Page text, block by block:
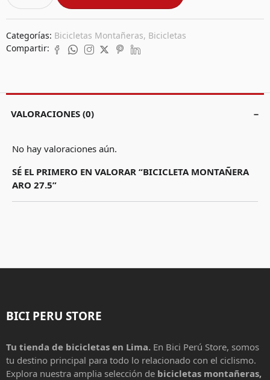
Categorías: Bicicletas Montañeras, Bicicletas
Compartir:
VALORACIONES (0)
No hay valoraciones aún.
SÉ EL PRIMERO EN VALORAR “BICICLETA MONTAÑERA
ARO 27.5”
BICI PERU STORE
Tu tienda de bicicletas en Lima. En Bici Perú Store, somos
tu destino principal para todo lo relacionado con el ciclismo.
Explora nuestra amplia selección de bicicletas montañeras,